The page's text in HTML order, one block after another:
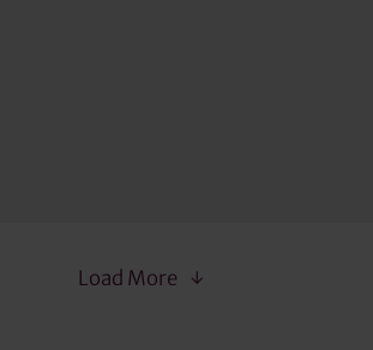
Load More